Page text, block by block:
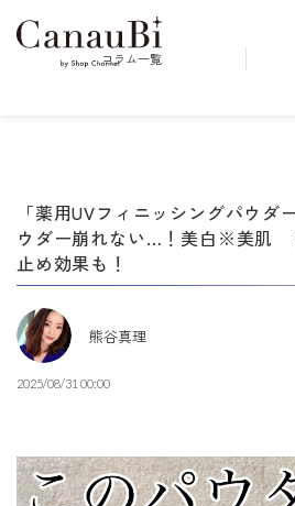
コラム一覧
「薬用UVフィニッシングパウダ
ウダー崩れない…！美白※美肌
止め効果も！
熊谷真理
2025/08/31 00:00